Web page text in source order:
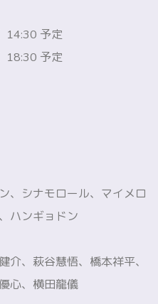
14:30 予定
18:30 予定
、シナモロール、マイメロ
ハンギョドン
介、萩谷慧悟、橋本祥平、
心、横田龍儀